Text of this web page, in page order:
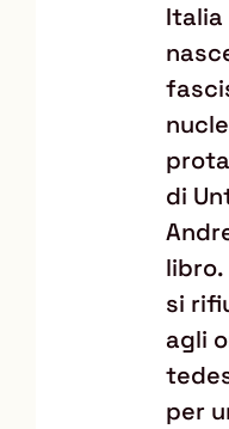
Italia
di
libro.
si
agli
per